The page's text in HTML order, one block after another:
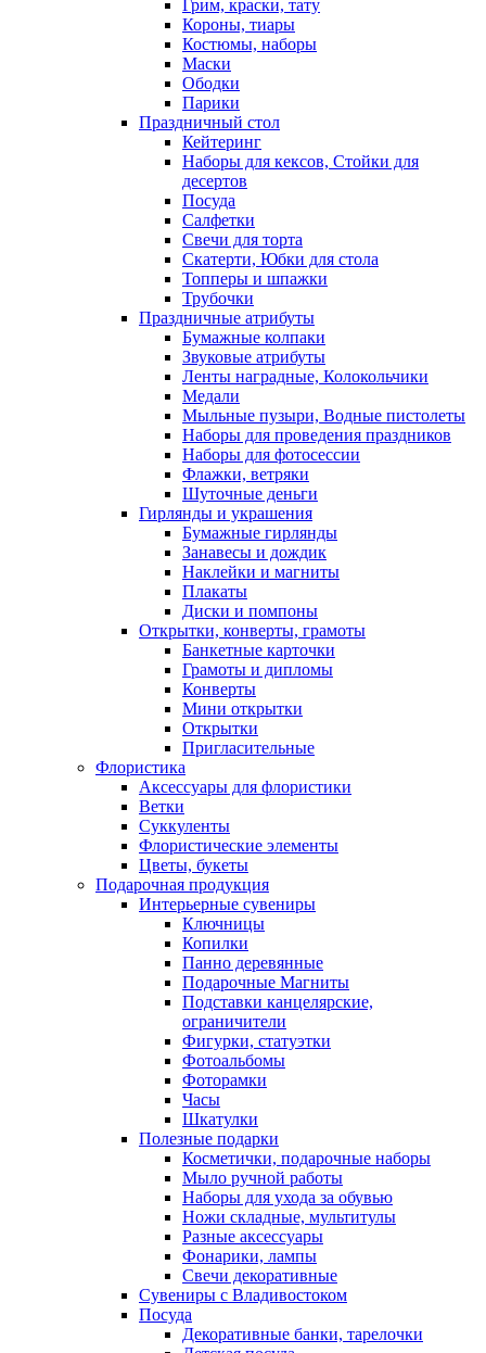
Грим, краски, тату
Короны, тиары
Костюмы, наборы
Маски
Ободки
Парики
Праздничный стол
Кейтеринг
Наборы для кексов, Стойки для
десертов
Посуда
Салфетки
Свечи для торта
Скатерти, Юбки для стола
Топперы и шпажки
Трубочки
Праздничные атрибуты
Бумажные колпаки
Звуковые атрибуты
Ленты наградные, Колокольчики
Медали
Мыльные пузыри, Водные пистолеты
Наборы для проведения праздников
Наборы для фотосессии
Флажки, ветряки
Шуточные деньги
Гирлянды и украшения
Бумажные гирлянды
Занавесы и дождик
Наклейки и магниты
Плакаты
Диски и помпоны
Открытки, конверты, грамоты
Банкетные карточки
Грамоты и дипломы
Конверты
Мини открытки
Открытки
Пригласительные
Флористика
Аксессуары для флористики
Ветки
Суккуленты
Флористические элементы
Цветы, букеты
Подарочная продукция
Интерьерные сувениры
Ключницы
Копилки
Панно деревянные
Подарочные Магниты
Подставки канцелярские,
ограничители
Фигурки, статуэтки
Фотоальбомы
Фоторамки
Часы
Шкатулки
Полезные подарки
Косметички, подарочные наборы
Мыло ручной работы
Наборы для ухода за обувью
Ножи складные, мультитулы
Разные аксессуары
Фонарики, лампы
Свечи декоративные
Сувениры с Владивостоком
Посуда
Декоративные банки, тарелочки